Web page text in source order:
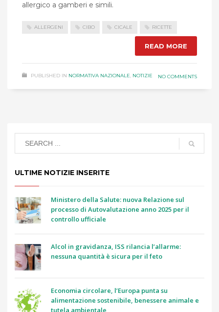
allergico a gamberi e simili.
ALLERGENI CIBO CICALE RICETTE
READ MORE
PUBLISHED IN NORMATIVA NAZIONALE, NOTIZIE NO COMMENTS
ULTIME NOTIZIE INSERITE
Ministero della Salute: nuova Relazione sul
processo di Autovalutazione anno 2025 per il
controllo ufficiale
Alcol in gravidanza, ISS rilancia l’allarme:
nessuna quantità è sicura per il feto
Economia circolare, l’Europa punta su
alimentazione sostenibile, benessere animale e
tutela ambientale